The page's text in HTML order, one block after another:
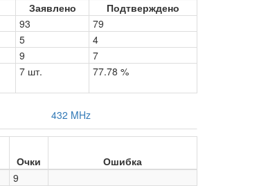
Заявлено
Подтверждено
93
79
5
4
9
7
7 шт. 77.78 %
432 MHz
Очки Ошибка
9